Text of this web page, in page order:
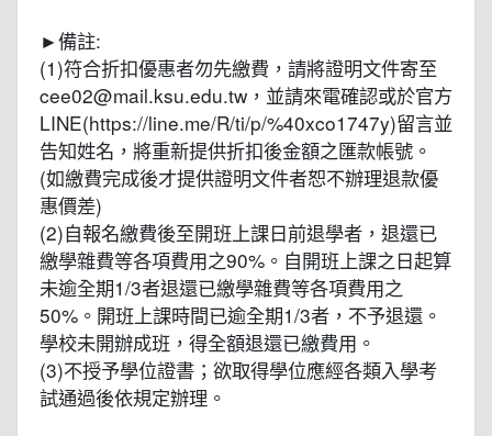
►備註:
(1)符合折扣優惠者勿先繳費，請將證明文件寄至
cee02@mail.ksu.edu.tw，並請來電確認或於官方
LINE(https://line.me/R/ti/p/%40xco1747y)留言並
告知姓名，將重新提供折扣後金額之匯款帳號。
(如繳費完成後才提供證明文件者恕不辦理退款優
惠價差)
(2)自報名繳費後至開班上課日前退學者，退還已
繳學雜費等各項費用之90%。自開班上課之日起算
未逾全期1/3者退還已繳學雜費等各項費用之
50%。開班上課時間已逾全期1/3者，不予退還。
學校未開辦成班，得全額退還已繳費用。
(3)不授予學位證書；欲取得學位應經各類入學考
試通過後依規定辦理。